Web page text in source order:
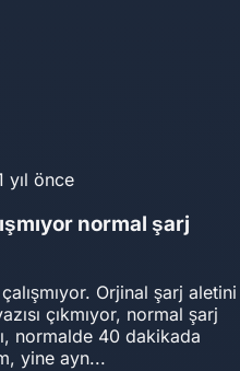
yıl önce
normal şarj
Orjinal şarj aletini
çıkmıyor, normal şarj
normalde 40 dakikada
yine ayn...